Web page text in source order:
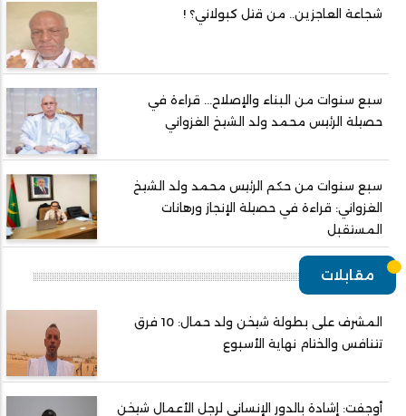
شجاعة العاجزين.. من قتل كبولاني؟ !
سبع سنوات من البناء والإصلاح... قراءة في
حصيلة الرئيس محمد ولد الشيخ الغزواني
سبع سنوات من حكم الرئيس محمد ولد الشيخ
الغزواني: قراءة في حصيلة الإنجاز ورهانات
المستقبل
مقابلات
المشرف على بطولة شيخن ولد حمال: 10 فرق
تتنافس والختام نهاية الأسبوع
أوجفت: إشادة بالدور الإنساني لرجل الأعمال شيخن